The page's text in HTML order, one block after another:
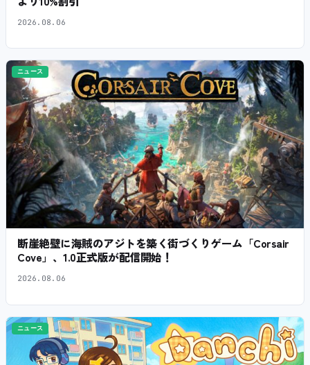
2026.08.06
ニュース
断崖絶壁に海賊のアジトを築く街づくりゲーム「Corsair
Cove」、1.0正式版が配信開始！
2026.08.06
ニュース